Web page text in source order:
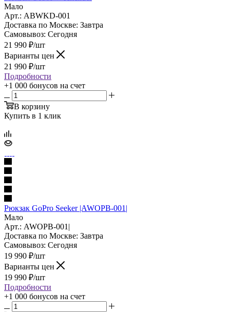
Мало
Арт.: ABWKD-001
Доставка по Москве: Завтра
Самовывоз: Сегодня
21 990 ₽/шт
Варианты цен
21 990 ₽/шт
Подробности
+1 000 бонусов на счет
В корзину
Купить в 1 клик
Рюкзак GoPro Seeker |AWOPB-001|
Мало
Арт.: AWOPB-001|
Доставка по Москве: Завтра
Самовывоз: Сегодня
19 990 ₽/шт
Варианты цен
19 990 ₽/шт
Подробности
+1 000 бонусов на счет